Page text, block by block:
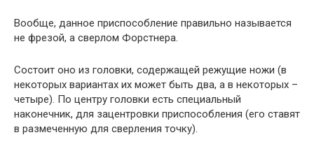
Вообще, данное приспособление правильно называется
не фрезой, а сверлом Форстнера.
Состоит оно из головки, содержащей режущие ножи (в
некоторых вариантах их может быть два, а в некоторых –
четыре). По центру головки есть специальный
наконечник, для зацентровки приспособления (его ставят
в размеченную для сверления точку).